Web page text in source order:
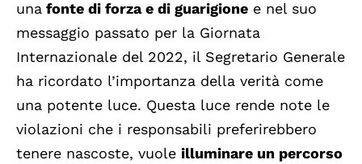
una fonte di forza e di guarigione e nel suo
messaggio passato per la Giornata
Internazionale del 2022, il Segretario Generale
ha ricordato l’importanza della verità come
una potente luce. Questa luce rende note le
violazioni che i responsabili preferirebbero
tenere nascoste, vuole illuminare un percorso